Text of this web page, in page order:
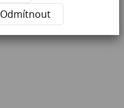
Odmítnout